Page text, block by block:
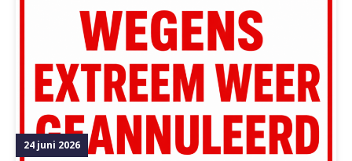
24 juni 2026